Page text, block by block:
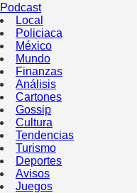
Podcast
Local
Policiaca
México
Mundo
Finanzas
Análisis
Cartones
Gossip
Cultura
Tendencias
Turismo
Deportes
Avisos
Juegos